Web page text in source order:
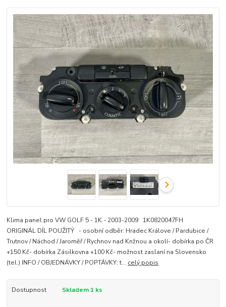
Klima panel pro VW GOLF 5 - 1K - 2003-2009 1K0820047FH
ORIGINÁL DÍL POUŽITÝ - osobní odběr: Hradec Králove / Pardubice /
Trutnov / Náchod / Jaroměř / Rychnov nad Knžnou a okolí- dobírka po ČR
+150 Kč- dobírka Zásilkovna +100 Kč- možnost zaslaní na Slovensko
(tel.) INFO / OBJEDNÁVKY / POPTÁVKY: t... celý popis
Dostupnost Skladem 1 ks